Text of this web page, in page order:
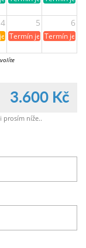
4 5 6
již rezervován
Termín je již obsazen
Termín je již
3.600 Kč
prosím níže..